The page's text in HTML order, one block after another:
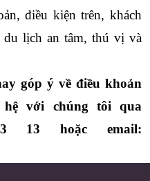
điều kiện trên, khách
du lịch an tâm, thú vị và
góp ý về điều khoản
với chúng tôi qua
13 hoặc email: